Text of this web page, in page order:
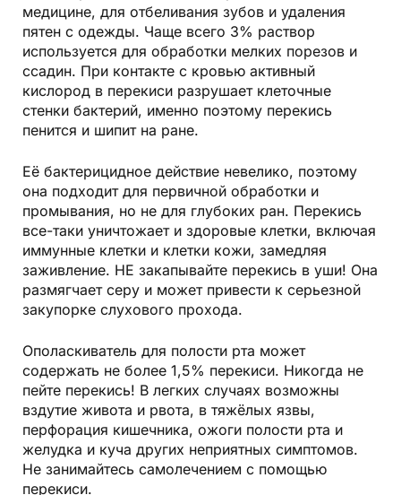
медицине, для отбеливания зубов и удаления
пятен с одежды. Чаще всего 3% раствор
используется для обработки мелких порезов и
ссадин. При контакте с кровью активный
кислород в перекиси разрушает клеточные
стенки бактерий, именно поэтому перекись
пенится и шипит на ране.
Её бактерицидное действие невелико, поэтому
она подходит для первичной обработки и
промывания, но не для глубоких ран. Перекись
все-таки уничтожает и здоровые клетки, включая
иммунные клетки и клетки кожи, замедляя
заживление. НЕ закапывайте перекись в уши! Она
размягчает серу и может привести к серьезной
закупорке слухового прохода.
Ополаскиватель для полости рта может
содержать не более 1,5% перекиси. Никогда не
пейте перекись! В легких случаях возможны
вздутие живота и рвота, в тяжёлых язвы,
перфорация кишечника, ожоги полости рта и
желудка и куча других неприятных симптомов.
Не занимайтесь самолечением с помощью
перекиси.